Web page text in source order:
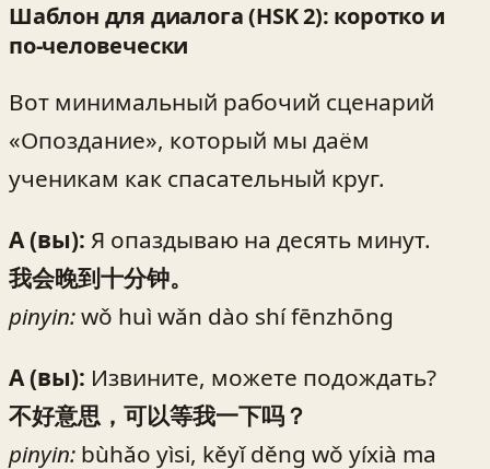
Шаблон для диалога (HSK 2): коротко и
по-человечески
Вот минимальный рабочий сценарий
«Опоздание», который мы даём
ученикам как спасательный круг.
A (вы): Я опаздываю на десять минут.
我会晚到十分钟。
pinyin:wǒ huì wǎn dào shí fēnzhōng
A (вы): Извините, можете подождать?
不好意思，可以等我一下吗？
pinyin: bùhǎo yìsi, kěyǐ děng wǒ yíxià ma